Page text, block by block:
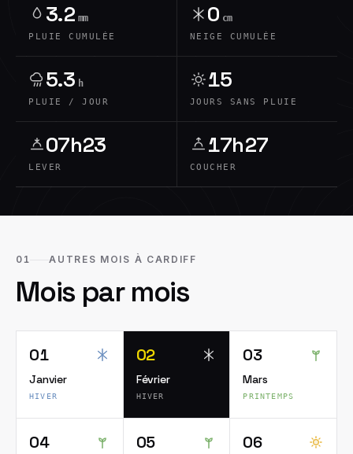
3.2 mm
PLUIE CUMULÉE
0 cm
NEIGE CUMULÉE
5.3 h
PLUIE / JOUR
15
JOURS SANS PLUIE
07h23
LEVER
17h27
COUCHER
01 AUTRES MOIS À CARDIFF
Mois par mois
01
Janvier
HIVER
02
Février
HIVER
03
Mars
PRINTEMPS
04 05 06